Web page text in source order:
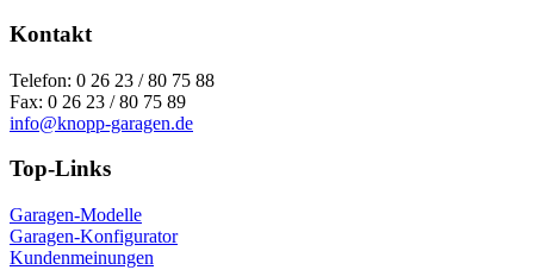
Kontakt
Telefon: 0 26 23 / 80 75 88
Fax: 0 26 23 / 80 75 89
info@knopp-garagen.de
Top-Links
Garagen-Modelle
Garagen-Konfigurator
Kundenmeinungen